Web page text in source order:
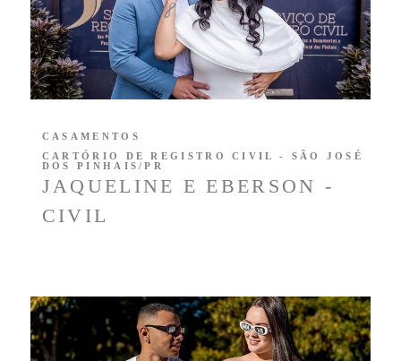
JAQUELINE E EBERSON -
CIVIL
CASAMENTOS
CARTÓRIO DE REGISTRO CIVIL - SÃO JOSÉ
DOS PINHAIS/PR